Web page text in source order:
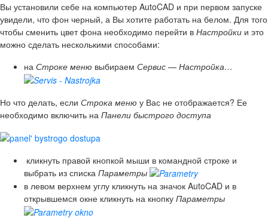
Вы установили себе на компьютер AutoCAD и при первом запуске
увидели, что фон черный, а Вы хотите работать на белом. Для того
чтобы сменить цвет фона необходимо перейти в Настройки и это
можно сделать несколькими способами:
на Строке меню выбираем Сервис — Настройка…
Но что делать, если Строка меню у Вас не отображается? Ее
необходимо включить на Панели быстрого доступа
кликнуть правой кнопкой мыши в командной строке и
выбрать из списка Параметры
в левом верхнем углу кликнуть на значок AutoCAD и в
открывшемся окне кликнуть на кнопку Параметры